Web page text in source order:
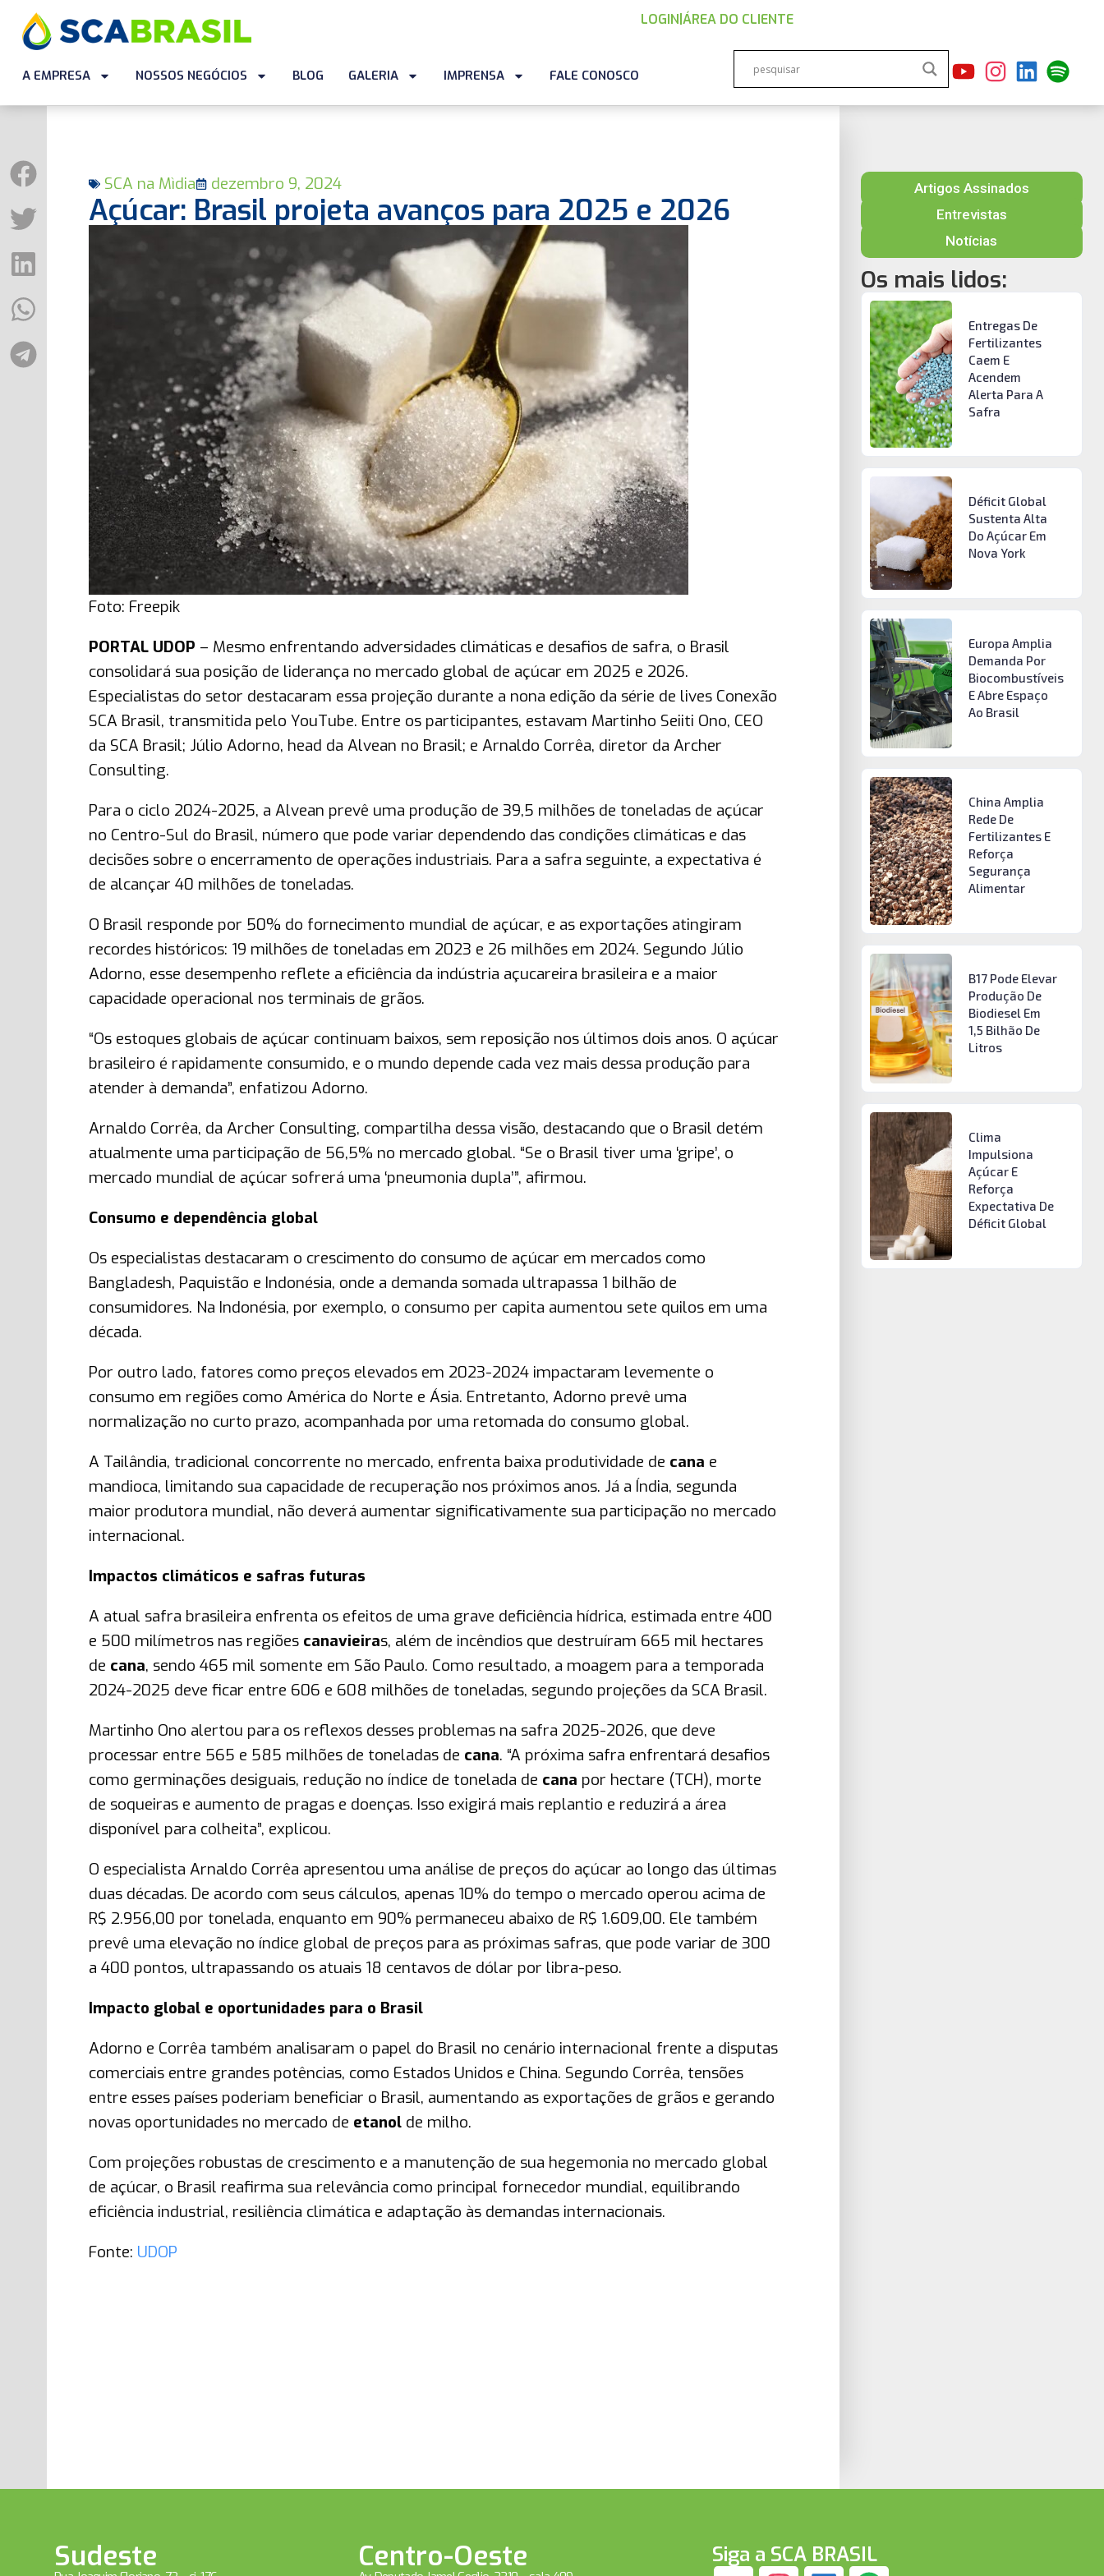
LOGIN |ÁREA DO CLIENTE
A EMPRESA NOSSOS NEGÓCIOS BLOG GALERIA IMPRENSA FALE CONOSCO
SCA na Mìdia dezembro 9, 2024
Açúcar: Brasil projeta avanços para 2025 e 2026
Foto: Freepik
PORTAL UDOP – Mesmo enfrentando adversidades climáticas e desafios de safra, o Brasil
consolidará sua posição de liderança no mercado global de açúcar em 2025 e 2026.
Especialistas do setor destacaram essa projeção durante a nona edição da série de lives Conexão
SCA Brasil, transmitida pelo YouTube. Entre os participantes, estavam Martinho Seiiti Ono, CEO
da SCA Brasil; Júlio Adorno, head da Alvean no Brasil; e Arnaldo Corrêa, diretor da Archer
Consulting.
Para o ciclo 2024-2025, a Alvean prevê uma produção de 39,5 milhões de toneladas de açúcar
no Centro-Sul do Brasil, número que pode variar dependendo das condições climáticas e das
decisões sobre o encerramento de operações industriais. Para a safra seguinte, a expectativa é
de alcançar 40 milhões de toneladas.
O Brasil responde por 50% do fornecimento mundial de açúcar, e as exportações atingiram
recordes históricos: 19 milhões de toneladas em 2023 e 26 milhões em 2024. Segundo Júlio
Adorno, esse desempenho reflete a eficiência da indústria açucareira brasileira e a maior
capacidade operacional nos terminais de grãos.
“Os estoques globais de açúcar continuam baixos, sem reposição nos últimos dois anos. O açúcar
brasileiro é rapidamente consumido, e o mundo depende cada vez mais dessa produção para
atender à demanda”, enfatizou Adorno.
Arnaldo Corrêa, da Archer Consulting, compartilha dessa visão, destacando que o Brasil detém
atualmente uma participação de 56,5% no mercado global. “Se o Brasil tiver uma ‘gripe’, o
mercado mundial de açúcar sofrerá uma ‘pneumonia dupla’”, afirmou.
Consumo e dependência global
Os especialistas destacaram o crescimento do consumo de açúcar em mercados como
Bangladesh, Paquistão e Indonésia, onde a demanda somada ultrapassa 1 bilhão de
consumidores. Na Indonésia, por exemplo, o consumo per capita aumentou sete quilos em uma
década.
Por outro lado, fatores como preços elevados em 2023-2024 impactaram levemente o
consumo em regiões como América do Norte e Ásia. Entretanto, Adorno prevê uma
normalização no curto prazo, acompanhada por uma retomada do consumo global.
A Tailândia, tradicional concorrente no mercado, enfrenta baixa produtividade de cana e
mandioca, limitando sua capacidade de recuperação nos próximos anos. Já a Índia, segunda
maior produtora mundial, não deverá aumentar significativamente sua participação no mercado
internacional.
Impactos climáticos e safras futuras
A atual safra brasileira enfrenta os efeitos de uma grave deficiência hídrica, estimada entre 400
e 500 milímetros nas regiões canavieiras, além de incêndios que destruíram 665 mil hectares
de cana, sendo 465 mil somente em São Paulo. Como resultado, a moagem para a temporada
2024-2025 deve ficar entre 606 e 608 milhões de toneladas, segundo projeções da SCA Brasil.
Martinho Ono alertou para os reflexos desses problemas na safra 2025-2026, que deve
processar entre 565 e 585 milhões de toneladas de cana. “A próxima safra enfrentará desafios
como germinações desiguais, redução no índice de tonelada de cana por hectare (TCH), morte
de soqueiras e aumento de pragas e doenças. Isso exigirá mais replantio e reduzirá a área
disponível para colheita”, explicou.
O especialista Arnaldo Corrêa apresentou uma análise de preços do açúcar ao longo das últimas
duas décadas. De acordo com seus cálculos, apenas 10% do tempo o mercado operou acima de
R$ 2.956,00 por tonelada, enquanto em 90% permaneceu abaixo de R$ 1.609,00. Ele também
prevê uma elevação no índice global de preços para as próximas safras, que pode variar de 300
a 400 pontos, ultrapassando os atuais 18 centavos de dólar por libra-peso.
Impacto global e oportunidades para o Brasil
Adorno e Corrêa também analisaram o papel do Brasil no cenário internacional frente a disputas
comerciais entre grandes potências, como Estados Unidos e China. Segundo Corrêa, tensões
entre esses países poderiam beneficiar o Brasil, aumentando as exportações de grãos e gerando
novas oportunidades no mercado de etanolde milho.
Com projeções robustas de crescimento e a manutenção de sua hegemonia no mercado global
de açúcar, o Brasil reafirma sua relevância como principal fornecedor mundial, equilibrando
eficiência industrial, resiliência climática e adaptação às demandas internacionais.
Fonte: UDOP
Artigos Assinados
Entrevistas
Notícias
Os mais lidos:
Entregas De
Fertilizantes
Caem E
Acendem
Alerta Para A
Safra
Déficit Global
Sustenta Alta
Do Açúcar Em
Nova York
Europa Amplia
Demanda Por
Biocombustíveis
E Abre Espaço
Ao Brasil
China Amplia
Rede De
Fertilizantes E
Reforça
Segurança
Alimentar
B17 Pode Elevar
Produção De
Biodiesel Em
1,5 Bilhão De
Litros
Clima
Impulsiona
Açúcar E
Reforça
Expectativa De
Déficit Global
Sudeste Centro-Oeste Siga a SCA BRASIL